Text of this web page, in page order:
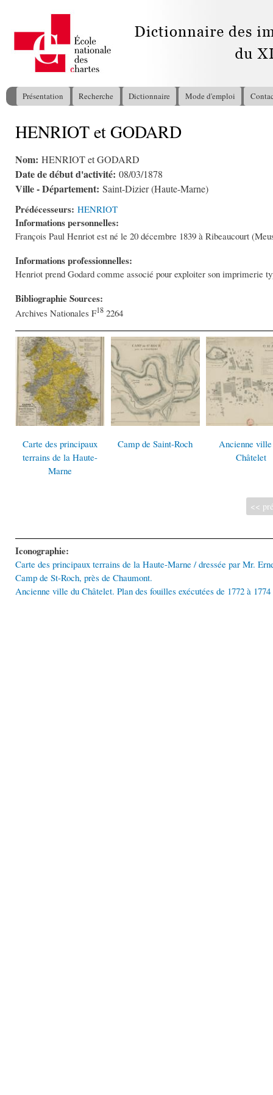
Menu principal
Présentation Recherche Dictionnaire Mode d'emploi
Vous êtes ici
HENRIOT et GODARD
Nom: HENRIOT et GODARD
Date de début d'activité: 08/03/1878
Ville - Département: Saint-Dizier (Haute-Marne)
Prédécesseurs: HENRIOT
Informations personnelles:
François Paul Henriot est né le 20 décembre 1839 à Ribeaucourt
Informations professionnelles:
Henriot prend Godard comme associé pour exploiter son imprimerie
Bibliographie Sources:
Archives Nationales F18 2264
Carte des principaux
terrains de la Haute-
Marne
Camp de Saint-Roch
Ancienne
Châtelet
<<
Iconographie:
Carte des principaux terrains de la Haute-Marne / dressée par Mr.
Camp de St-Roch, près de Chaumont.
Ancienne ville du Châtelet. Plan des fouilles exécutées de 1772 à 1774